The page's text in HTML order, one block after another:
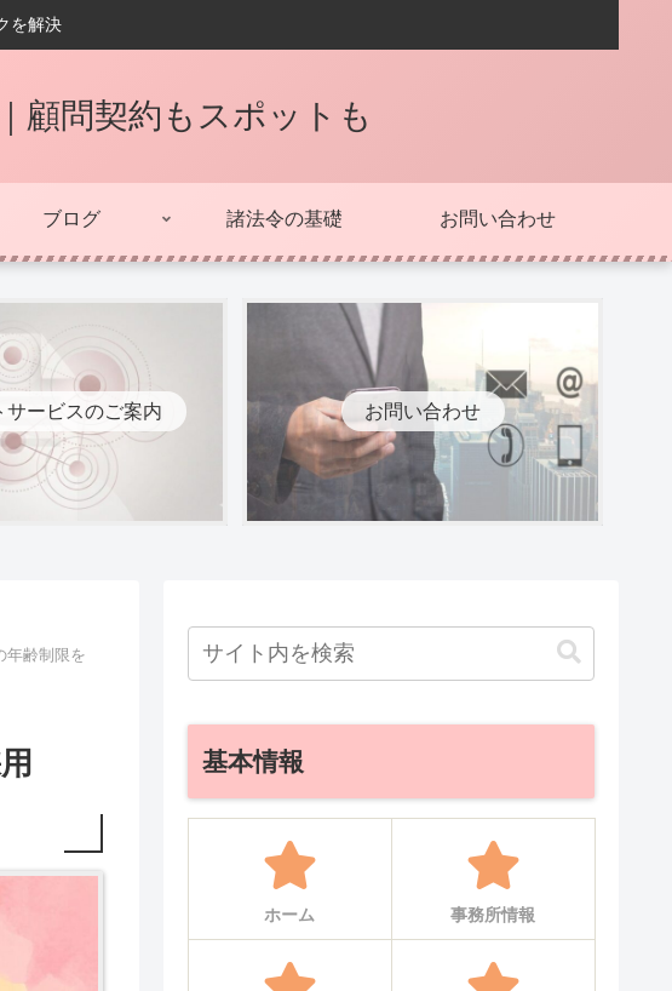
を解決
顧問契約もスポットも
ブログ 諸法令の基礎 お問い合わせ
サービスのご案内 お問い合わせ
年齢制限を
基本情報
ホーム 事務所情報